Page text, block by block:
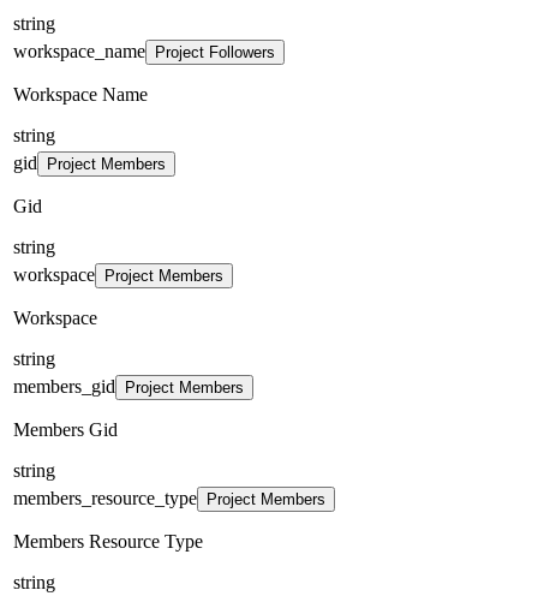
string
workspace_name
Project Followers
Workspace Name
string
gid
Project Members
Gid
string
workspace
Project Members
Workspace
string
members_gid
Project Members
Members Gid
string
members_resource_type
Project Members
Members Resource Type
string